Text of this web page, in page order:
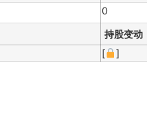
0
持股变动
[
]